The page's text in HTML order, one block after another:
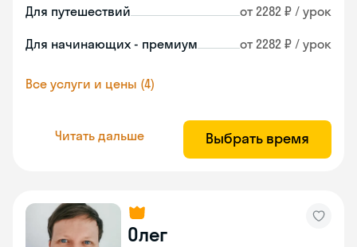
Для путешествий от 2282 ₽ / урок
Для начинающих - премиум от 2282 ₽ / урок
Все услуги и цены (4)
Читать дальше Выбрать время
Олег